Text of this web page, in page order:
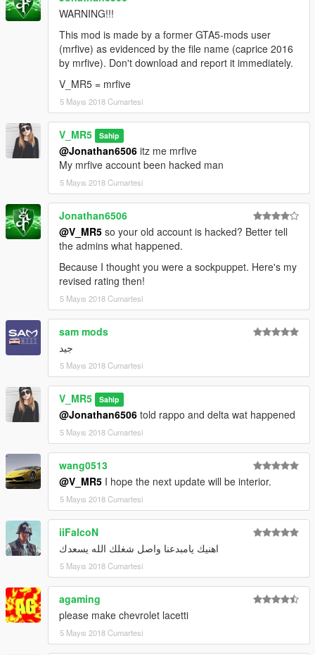
WARNING!!!
This mod is made by a former GTA5-mods user
(mrfive) as evidenced by the file name (caprice 2016
by mrfive). Don't download and report it immediately.
V_MR5 = mrfive
5 Mayıs 2018 Cumartesi
V_MR5 Sahip
@Jonathan6506 itz me mrfive
My mrfive account been hacked man
5 Mayıs 2018 Cumartesi
Jonathan6506
@V_MR5 so your old account is hacked? Better tell
the admins what happened.
Because I thought you were a sockpuppet. Here's my
revised rating then!
5 Mayıs 2018 Cumartesi
sam mods
جيد
5 Mayıs 2018 Cumartesi
V_MR5 Sahip
@Jonathan6506 told rappo and delta wat happened
5 Mayıs 2018 Cumartesi
wang0513
@V_MR5 I hope the next update will be interior.
5 Mayıs 2018 Cumartesi
iiFalcoN
اهنيك يامبدعنا واصل شغلك الله يسعدك
5 Mayıs 2018 Cumartesi
agaming
please make chevrolet lacetti
5 Mayıs 2018 Cumartesi